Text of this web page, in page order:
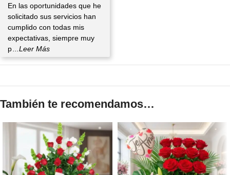
En las oportunidades que he
solicitado sus servicios han
cumplido con todas mis
expectativas, siempre muy
p
...Leer Más
También te recomendamos…